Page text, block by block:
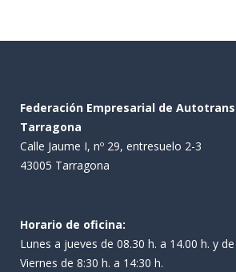
Federación Empresarial de
Tarragona
Calle Jaume I, nº 29, entresuelo 2-3
43005 Tarragona
Horario de oficina:
Lunes a jueves de 08.30 h. a 14.00 h. y
Viernes de 8:30 h. a 14:30 h.